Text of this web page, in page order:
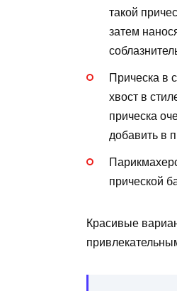
такой
затем
Прическа в
хвост в
прическа
добавить в
прической
Красивые